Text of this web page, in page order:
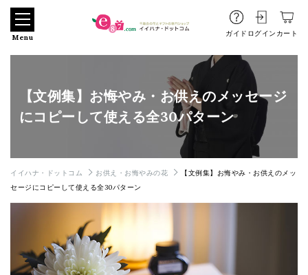
Menu ガイド ログイン カート
【文例集】お悔やみ・お供えのメッセージ
にコピーして使える全30パターン
イイハナ・ドットコム お供え・お悔やみの花
【文例集】お悔やみ・お供えのメッ
セージにコピーして使える全30パターン